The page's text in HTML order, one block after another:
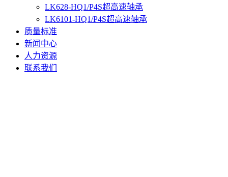
LK628-HQ1/P4S超高速轴承
LK6101-HQ1/P4S超高速轴承
质量标准
新闻中心
人力资源
联系我们